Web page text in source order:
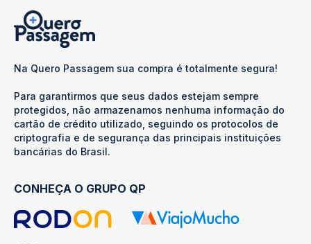
Na Quero Passagem sua compra é totalmente segura!
Para garantirmos que seus dados estejam sempre
protegidos, não armazenamos nenhuma informação do
cartão de crédito utilizado, seguindo os protocolos de
criptografia e de segurança das principais instituições
bancárias do Brasil.
CONHEÇA O GRUPO QP